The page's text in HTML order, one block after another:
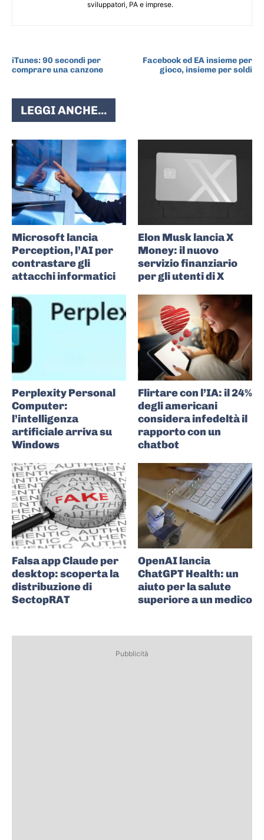
sviluppatori, PA e imprese.
iTunes: 90 secondi per
comprare una canzone
Facebook ed EA insieme per
gioco, insieme per soldi
LEGGI ANCHE...
Microsoft lancia
Perception, l’AI per
contrastare gli
attacchi informatici
Elon Musk lancia X
Money: il nuovo
servizio finanziario
per gli utenti di X
Perplexity Personal
Computer:
l’intelligenza
artificiale arriva su
Windows
Flirtare con l’IA: il 24%
degli americani
considera infedeltà il
rapporto con un
chatbot
Falsa app Claude per
desktop: scoperta la
distribuzione di
SectopRAT
OpenAI lancia
ChatGPT Health: un
aiuto per la salute
superiore a un medico
Pubblicità